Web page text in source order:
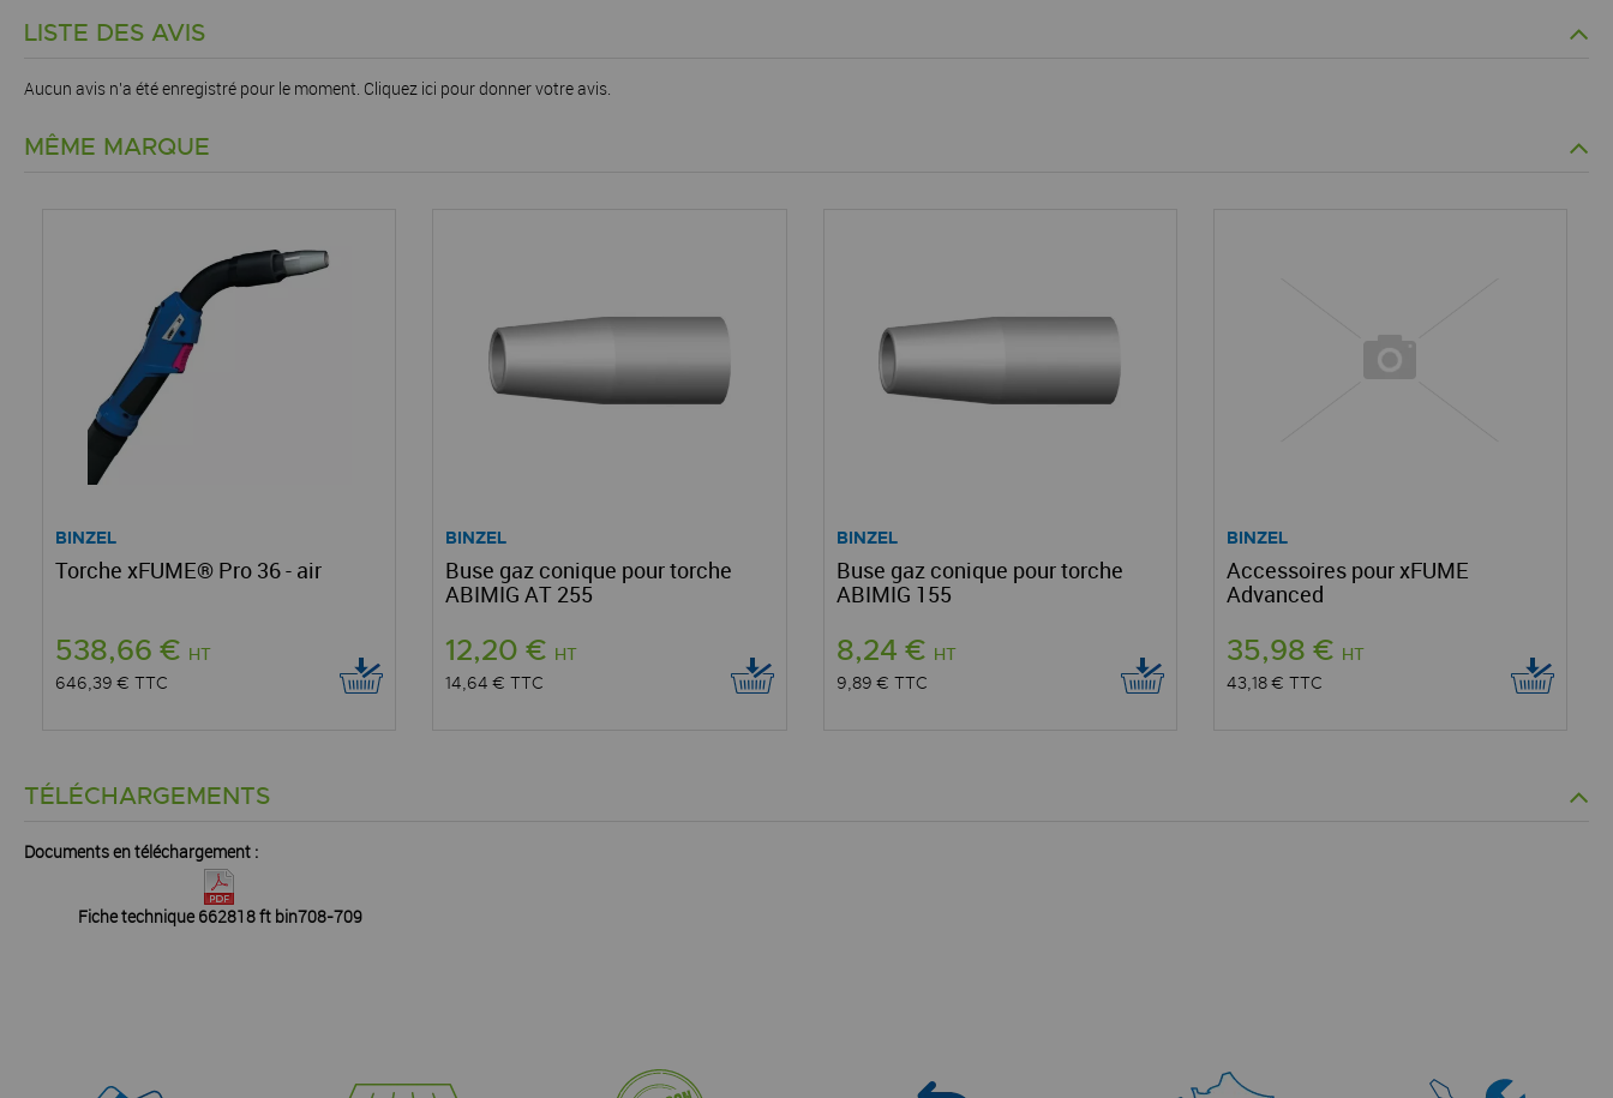
LISTE DES AVIS
Aucun avis n'a été enregistré pour le moment. Cliquez ici pour donner votre avis.
MÊME MARQUE
BINZEL
Torche xFUME® Pro 36 - air
538,66 € HT
646,39 € TTC
BINZEL
Buse gaz conique pour torche
ABIMIG AT 255
12,20 € HT
14,64 €TTC
BINZEL
Buse gaz conique pour torche
ABIMIG 155
8,24 € HT
9,89 € TTC
BINZEL
Accessoires pour xFUME
Advanced
35,98 € HT
43,18 € TTC
TÉLÉCHARGEMENTS
Documents en téléchargement :
Fiche technique 662818 ft bin708-709